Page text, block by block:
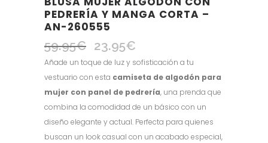
PEDRERÍA Y MANGA CORTA –
AN-260555
59.95€
El
precio
original
era:
59.95€.
23.95€
precio
actual
es:
23.95€.
Añade un toque de luz y sofisticación a tu
vestuario con esta camiseta de algodón para
mujer con panel de pedrería, una prenda que
combina la comodidad de un básico con un
diseño elegante y actual. Perfecta para quienes
buscan un look casual con un acabado especial,